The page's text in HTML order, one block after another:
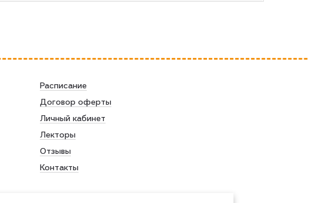
Расписание
Договор оферты
Личный кабинет
Лекторы
Отзывы
Контакты